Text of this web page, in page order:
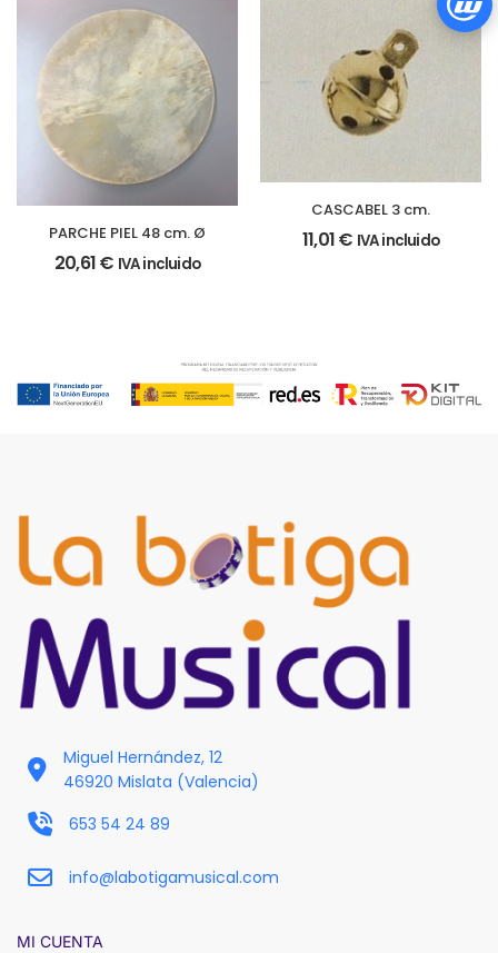
PARCHE PIEL 48 cm. Ø
20,61€ IVA incluido
CASCABEL 3 cm.
11,01€ IVA incluido
Miguel Hernández, 12
46920 Mislata (Valencia)
653 54 24 89
info@labotigamusical.com
MI CUENTA